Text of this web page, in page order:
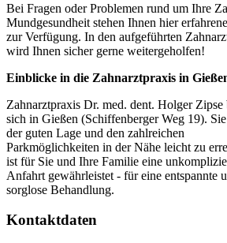
Bei Fragen oder Problemen rund um Ihre
Mundgesundheit stehen Ihnen hier
zur Verfügung. In den aufgeführten
wird Ihnen sicher gerne weitergeholfen!
Einblicke in die Zahnarztpraxis in
Zahnarztpraxis Dr. med. dent. Holger Zipse
sich in Gießen (Schiffenberger Weg 19).
der guten Lage und den zahlreichen
Parkmöglichkeiten in der Nähe leicht zu
ist für Sie und Ihre Familie eine
Anfahrt gewährleistet - für eine entspannte
sorglose Behandlung.
Kontaktdaten